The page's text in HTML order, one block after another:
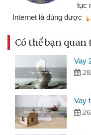
tục
Internet là dùng được
Có thể bạn quan
Vay
Vay